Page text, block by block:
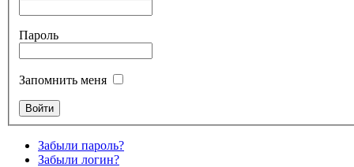
Пароль
Запомнить меня
Забыли пароль?
Забыли логин?